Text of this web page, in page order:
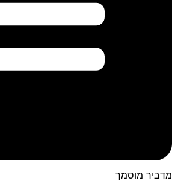
מדביר מוסמך